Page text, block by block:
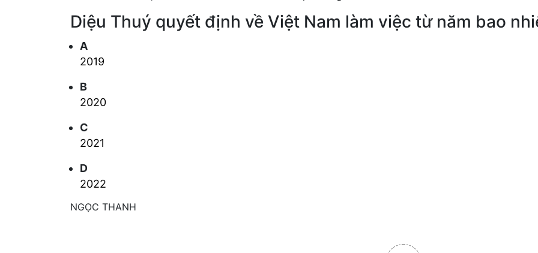
Diệu Thuý quyết định về Việt Nam làm việc từ năm bao
A
2019
B
2020
C
2021
D
2022
NGỌC THANH